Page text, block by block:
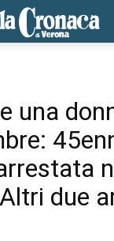
una
due